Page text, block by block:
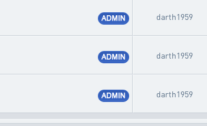
darth1959
darth1959
darth1959